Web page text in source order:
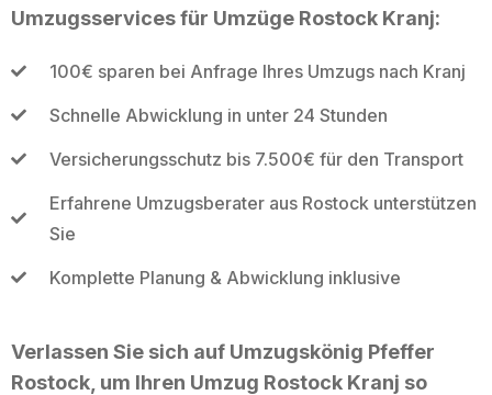
Umzugsservices für Umzüge Rostock Kranj:
100€ sparen bei Anfrage Ihres Umzugs nach Kranj
Schnelle Abwicklung in unter 24 Stunden
Versicherungsschutz bis 7.500€ für den Transport
Erfahrene Umzugsberater aus Rostock unterstützen
Sie
Komplette Planung & Abwicklung inklusive
Verlassen Sie sich auf Umzugskönig Pfeffer
Rostock, um Ihren Umzug Rostock Kranj so